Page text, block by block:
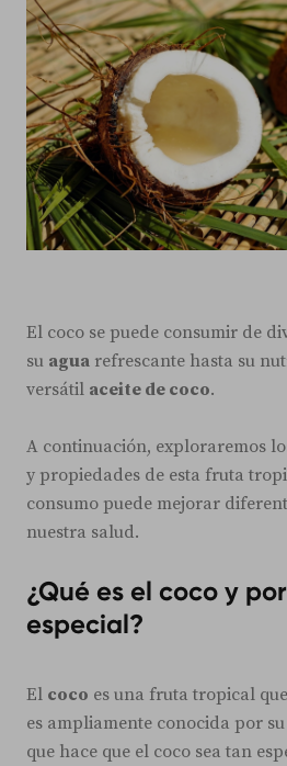
El coco se puede consumir de
su agua refrescante hasta su
versátil aceite de coco.
A continuación, exploraremos
y propiedades de esta fruta
consumo puede mejorar
nuestra salud.
¿Qué es el coco y
especial?
El coco es una fruta tropical
es ampliamente conocida por
que hace que el coco sea tan